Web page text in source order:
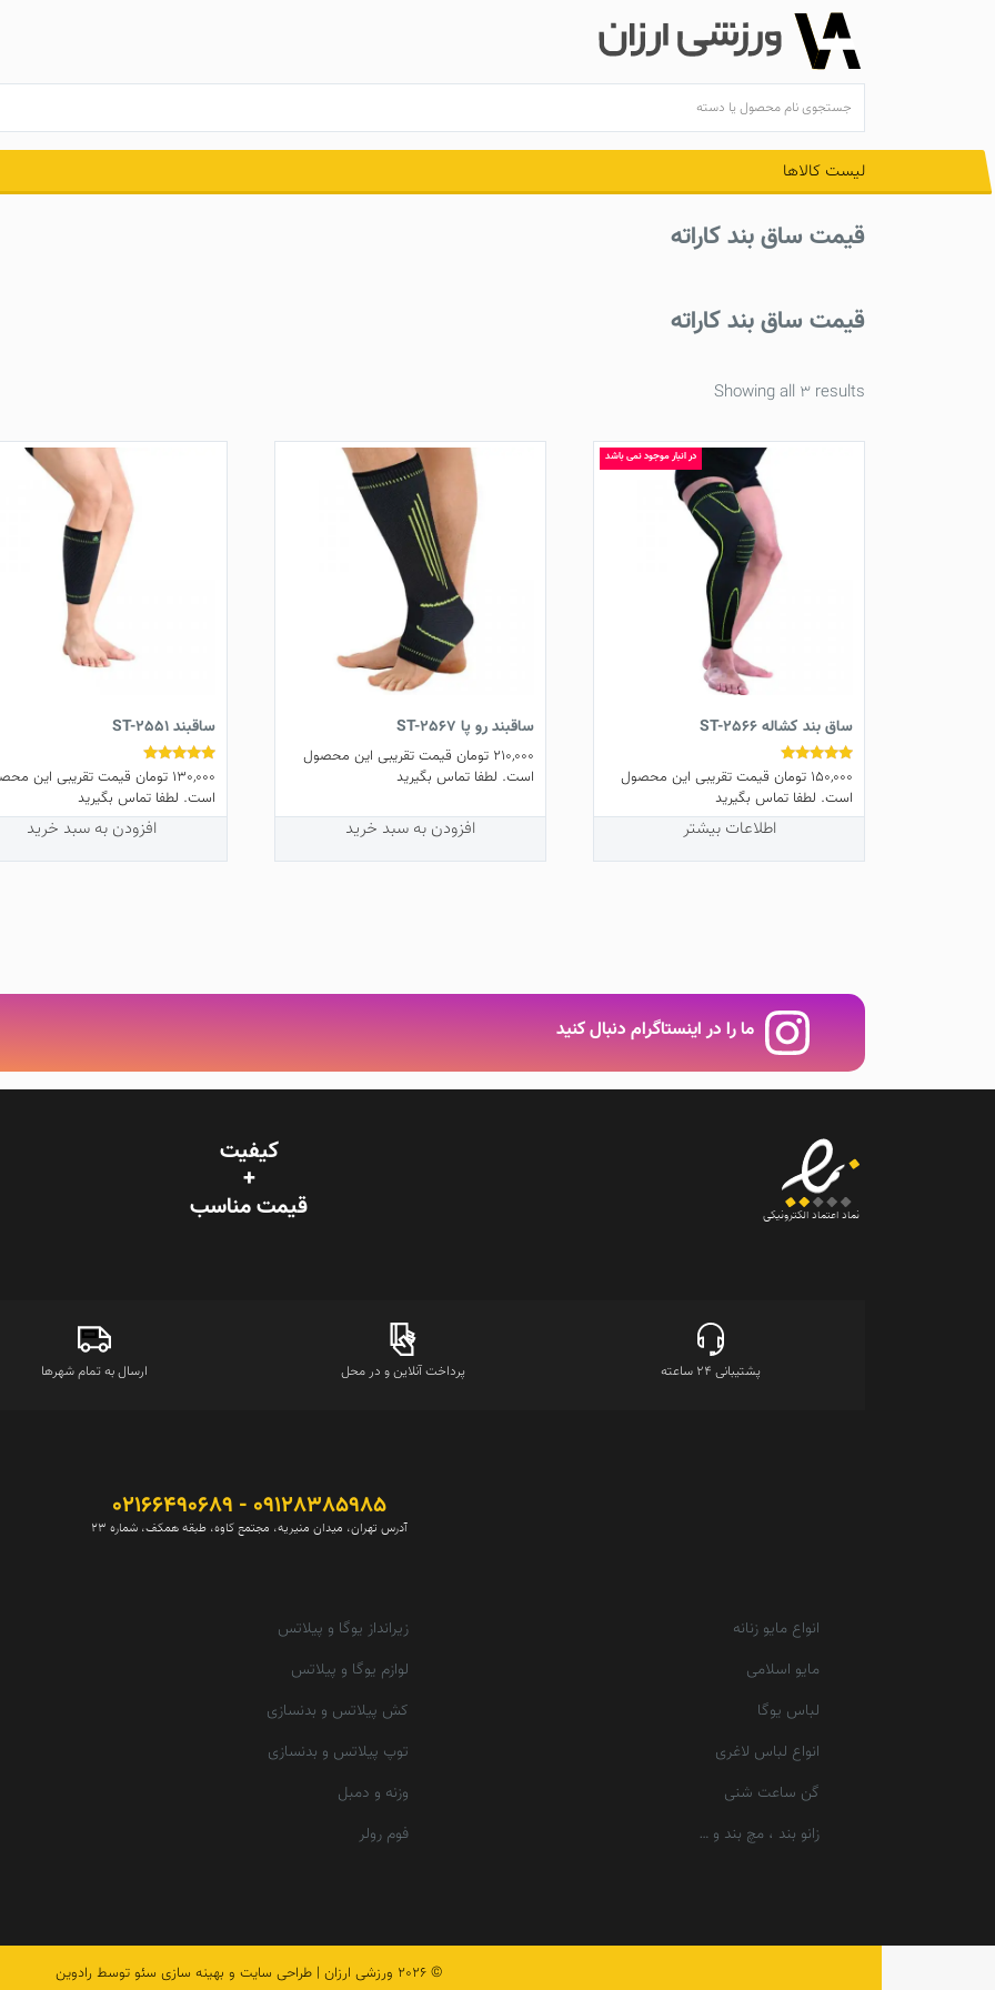
لیست کالاها
قیمت ساق بند کاراته
قیمت ساق بند کاراته
Showing all 3 results
در انبار موجود نمی باشد
ساق بند کشاله ST-2566
نمره
5.00
از 5
150,000 تومان قیمت تقریبی این محصول
است. لطفا تماس بگیرید
اطلاعات بیشتر
ساقبند رو پا ST-2567
210,000 تومانقیمت تقریبی این محصول
است. لطفا تماس بگیرید
افزودن به سبد خرید
ساقبند ST-2551
نمره
5.00
از 5
130,000 تومانقیمت تقریبی این
است. لطفا تماس بگیرید
افزودن به سبد خرید
ما را در اینستاگرام دنبال کنید
نماد اعتماد الکترونیکی
کیفیت
+
قیمت‌ مناسب
پشتیبانی 24 ساعته پرداخت آنلاین و در محل ارسال به تمام شهرها
09128385985 - 02166490689
آدرس تهران، میدان منیریه، مجتمع کاوه، طبقه همکف، شماره 23
انواع مایو زنانه
مایو اسلامی
لباس یوگا
انواع لباس لاغری
گن ساعت شنی
زانو بند ، مچ بند و …
زیرانداز یوگا و پیلاتس
لوازم یوگا و پیلاتس
کش پیلاتس و بدنسازی
توپ پیلاتس و بدنسازی
وزنه و دمبل
فوم رولر
© 2026 ورزشی ارزان | طراحی سایت و بهینه سازی سئو توسط رادوین